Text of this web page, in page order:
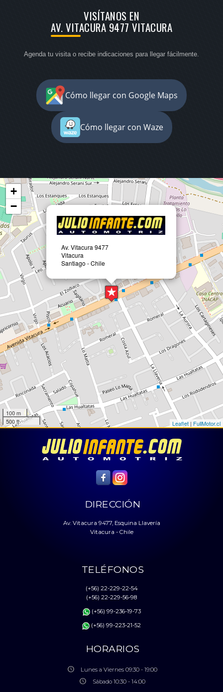
VISÍTANOS EN
AV. VITACURA 9477 VITACURA
Agenda tu visita o recibe indicaciones para llegar fácilmente.
Cómo llegar con Google Maps
Cómo llegar con Waze
Av. Vitacura 9477
Vitacura
Santiago - Chile
+
−
100 m
500 ft
Leaflet | FullMotor.cl
DIRECCIÓN
Av. Vitacura 9477, Esquina Llavería
Vitacura - Chile
TELÉFONOS
(+56) 22-229-22-54
(+56) 22-229-56-98
(+56) 99-236-19-73
(+56) 99-223-21-52
HORARIOS
Lunes a Viernes 09:30 - 19:00
Sábado 10:30 - 14:00